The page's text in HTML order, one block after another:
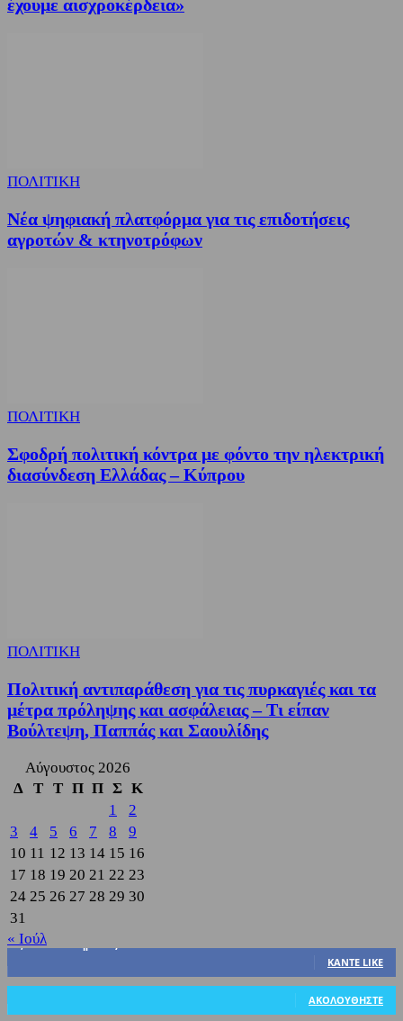
έχουμε αισχροκέρδεια»
ΠΟΛΙΤΙΚΗ
Νέα ψηφιακή πλατφόρμα για τις επιδοτήσεις
αγροτών & κτηνοτρόφων
ΠΟΛΙΤΙΚΗ
Σφοδρή πολιτική κόντρα με φόντο την ηλεκτρική
διασύνδεση Ελλάδας – Κύπρου
ΠΟΛΙΤΙΚΗ
Πολιτική αντιπαράθεση για τις πυρκαγιές και τα
μέτρα πρόληψης και ασφάλειας – Τι είπαν
Βούλτεψη, Παππάς και Σαουλίδης
Αύγουστος 2026
Δ
Τ Τ Π Π Σ Κ
1
2
3
4 5 6 7 8
9
10 11 12 13 14 15 16
17 18 19 20 21 22 23
24 25 26 27 28 29 30
31
« Ιούλ
3,822
ΚΆΝΤΕ LIKE
318 Ακόλουθοι
ΑΚΟΛΟΥΘΉΣΤΕ